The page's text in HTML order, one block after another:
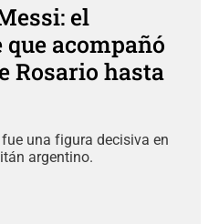
el
acompañó
Rosario hasta
una figura decisiva en
argentino.